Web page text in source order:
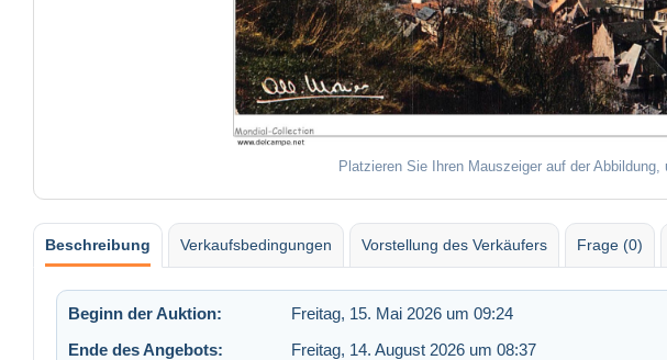
Platzieren Sie Ihren Mauszeiger auf der
Beschreibung Verkaufsbedingungen Vorstellung des Verkäufers Frage (0)
Beginn der Auktion: Freitag, 15. Mai 2026 um 09:24
Ende des Angebots:
Freitag, 14. August 2026 um 08:37